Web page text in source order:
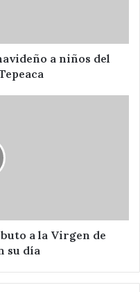
a niños del
a la Virgen de
su día